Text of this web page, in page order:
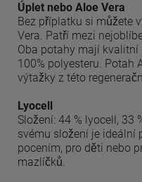
Úplet nebo Aloe Vera
Bez příplatku si můžete
Vera. Patří mezi
Oba potahy mají
100% polyesteru. Potah
výtažky z této
Lyocell
Složení: 44 % lyocell, 33
svému složení je ideální
pocením, pro děti nebo
mazlíčků.